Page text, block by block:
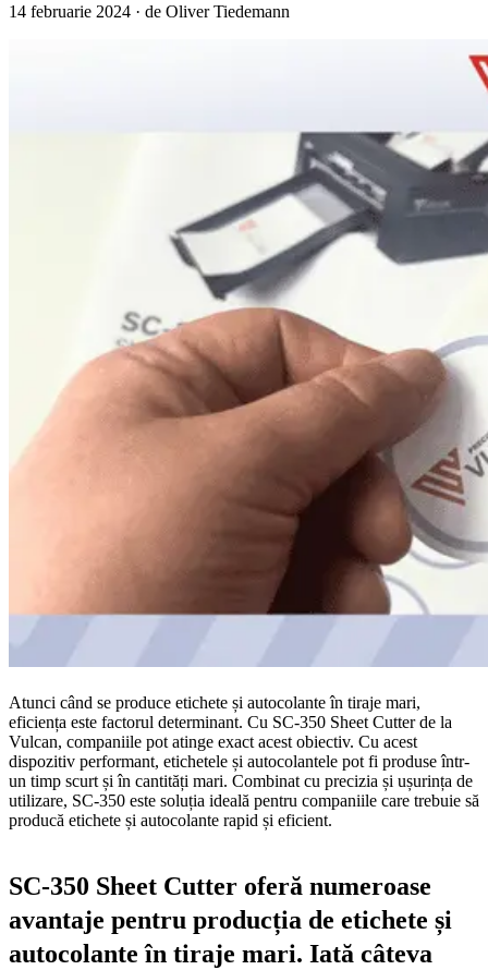
14 februarie 2024 · de Oliver Tiedemann
Atunci când se produce etichete și autocolante în tiraje mari,
eficiența este factorul determinant. Cu SC-350 Sheet Cutter de la
Vulcan, companiile pot atinge exact acest obiectiv. Cu acest
dispozitiv performant, etichetele și autocolantele pot fi produse într-
un timp scurt și în cantități mari. Combinat cu precizia și ușurința de
utilizare, SC-350 este soluția ideală pentru companiile care trebuie să
producă etichete și autocolante rapid și eficient.
SC-350 Sheet Cutter oferă numeroase
avantaje pentru producția de etichete și
autocolante în tiraje mari. Iată câteva